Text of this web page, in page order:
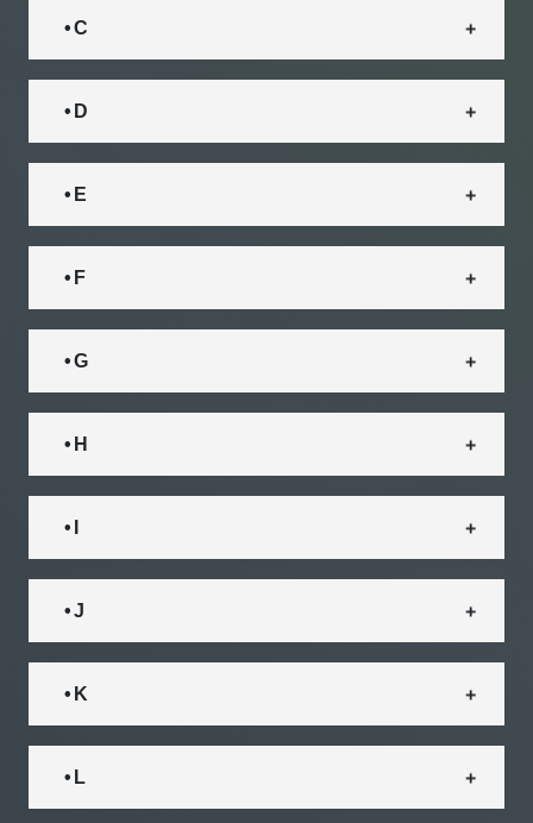
• C
• D
• E
• F
• G
• H
• I
• J
• K
• L